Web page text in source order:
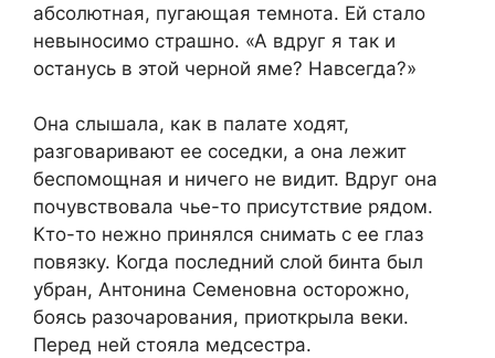
абсолютная, пугающая темнота. Ей стало
невыносимо страшно. «А вдруг я так и
останусь в этой черной яме? Навсегда?»
Она слышала, как в палате ходят,
разговаривают ее соседки, а она лежит
беспомощная и ничего не видит. Вдруг она
почувствовала чье-то присутствие рядом.
Кто-то нежно принялся снимать с ее глаз
повязку. Когда последний слой бинта был
убран, Антонина Семеновна осторожно,
боясь разочарования, приоткрыла веки.
Перед ней стояла медсестра.